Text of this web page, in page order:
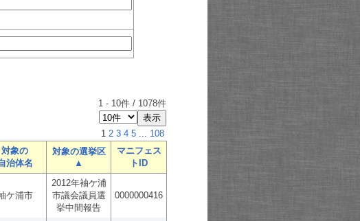
1 - 10件 / 1078件
1 2 3 4 5 ... 108
対象の
治体名
対象の選挙区
▲
マニフェス
トID
ケ浦市
2012年袖ケ浦
市議会議員選
挙中間報告
0000000416